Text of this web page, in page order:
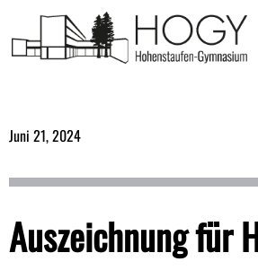
Juni 21, 2024
Auszeichnung für